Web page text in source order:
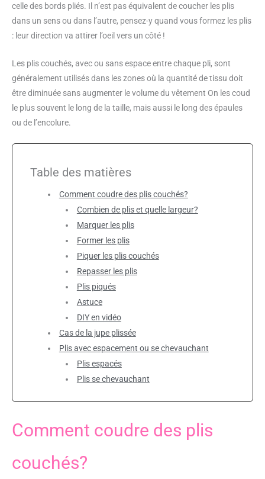
celle des bords pliés. Il n’est pas équivalent de coucher les plis
dans un sens ou dans l’autre, pensez-y quand vous formez les plis
: leur direction va attirer l’oeil vers un côté !
Les plis couchés, avec ou sans espace entre chaque pli, sont
généralement utilisés dans les zones où la quantité de tissu doit
être diminuée sans augmenter le volume du vêtement On les coud
le plus souvent le long de la taille, mais aussi le long des épaules
ou de l’encolure.
Table des matières
Comment coudre des plis couchés?
Combien de plis et quelle largeur?
Marquer les plis
Former les plis
Piquer les plis couchés
Repasser les plis
Plis piqués
Astuce
DIY en vidéo
Cas de la jupe plissée
Plis avec espacement ou se chevauchant
Plis espacés
Plis se chevauchant
Comment coudre des plis
couchés?